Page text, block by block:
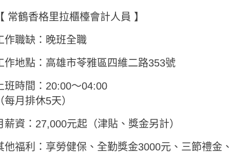
【 常鶴香格里拉櫃檯會計人員 】
作職缺：晚班全職
作地點：高雄市苓雅區四維二路353號
上班時間：20:00～04:00
（每月排休5天）
薪資：27,000元起（津貼、獎金另計）
他福利：享勞健保、全勤獎金3000元、三節禮金